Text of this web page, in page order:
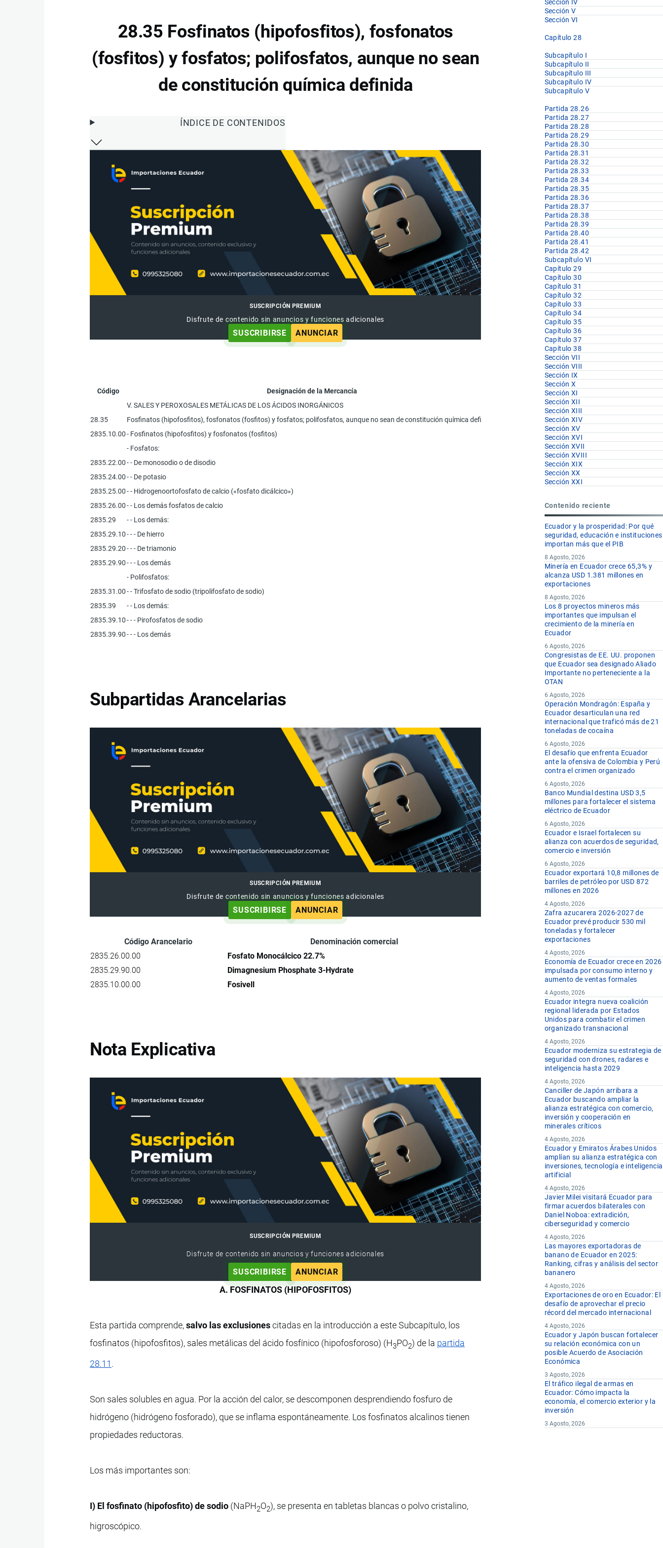
28.35 Fosfinatos (hipofosfitos), fosfonatos
(fosfitos) y fosfatos; polifosfatos, aunque no sean
de constitución química definida
ÍNDICE DE CONTENIDOS
SUSCRIPCIÓN PREMIUM
Disfrute de contenido sin anuncios y funciones adicionales
SUSCRIBIRSE ANUNCIAR
Código Designación de la Mercancía
V. SALES Y PEROXOSALES METÁLICAS DE LOS ÁCIDOS INORGÁNICOS
28.35
Fosfinatos (hipofosfitos), fosfonatos (fosfitos) y fosfatos; polifosfatos, aunque no sean de constitución química definida.
2835.10.00- Fosfinatos (hipofosfitos) y fosfonatos (fosfitos)
- Fosfatos:
2835.22.00- - De monosodio o de disodio
2835.24.00- - De potasio
2835.25.00- - Hidrogenoortofosfato de calcio («fosfato dicálcico»)
2835.26.00- - Los demás fosfatos de calcio
2835.29
- - Los demás:
2835.29.10- - - De hierro
2835.29.20- - - De triamonio
2835.29.90- - - Los demás
- Polifosfatos:
2835.31.00- - Trifosfato de sodio (tripolifosfato de sodio)
2835.39
- - Los demás:
2835.39.10- - - Pirofosfatos de sodio
2835.39.90- - - Los demás
Subpartidas Arancelarias
SUSCRIPCIÓN PREMIUM
Disfrute de contenido sin anuncios y funciones adicionales
SUSCRIBIRSE ANUNCIAR
Código Arancelario
Denominación comercial
2835.26.00.00
Fosfato Monocálcico 22.7%
2835.29.90.00
Dimagnesium Phosphate 3-Hydrate
2835.10.00.00
Fosivell
Nota Explicativa
SUSCRIPCIÓN PREMIUM
Disfrute de contenido sin anuncios y funciones adicionales
SUSCRIBIRSE ANUNCIAR
A. FOSFINATOS (HIPOFOSFITOS)
Esta partida comprende,salvo las exclusionescitadas en la introducción a este Subcapítulo, los
fosfinatos (hipofosfitos), sales metálicas del ácido fosfínico (hipofosforoso) (H3PO2) de la partida
28.11.
Son sales solubles en agua. Por la acción del calor, se descomponen desprendiendo fosfuro de
hidrógeno (hidrógeno fosforado), que se inflama espontáneamente. Los fosfinatos alcalinos tienen
propiedades reductoras.
Los más importantes son:
I) El fosfinato (hipofosfito) de sodio (NaPH2O2), se presenta en tabletas blancas o polvo cristalino,
higroscópico.
Sección IV
Sección V
Sección VI
Capítulo 28
Subcapítulo I
Subcapítulo II
Subcapítulo III
Subcapítulo IV
Subcapítulo V
Partida 28.26
Partida 28.27
Partida 28.28
Partida 28.29
Partida 28.30
Partida 28.31
Partida 28.32
Partida 28.33
Partida 28.34
Partida 28.35
Partida 28.36
Partida 28.37
Partida 28.38
Partida 28.39
Partida 28.40
Partida 28.41
Partida 28.42
Subcapítulo VI
Capítulo 29
Capítulo 30
Capítulo 31
Capítulo 32
Capítulo 33
Capítulo 34
Capítulo 35
Capítulo 36
Capítulo 37
Capítulo 38
Sección VII
Sección VIII
Sección IX
Sección X
Sección XI
Sección XII
Sección XIII
Sección XIV
Sección XV
Sección XVI
Sección XVII
Sección XVIII
Sección XIX
Sección XX
Sección XXI
Contenido reciente
Ecuador y la prosperidad: Por qué
seguridad, educación e instituciones
importan más que el PIB
8 Agosto, 2026
Minería en Ecuador crece 65,3% y
alcanza USD 1.381 millones en
exportaciones
8 Agosto, 2026
Los 8 proyectos mineros más
importantes que impulsan el
crecimiento de la minería en
Ecuador
6 Agosto, 2026
Congresistas de EE. UU. proponen
que Ecuador sea designado Aliado
Importante no perteneciente a la
OTAN
6 Agosto, 2026
Operación Mondragón: España y
Ecuador desarticulan una red
internacional que traficó más de 21
toneladas de cocaína
6 Agosto, 2026
El desafío que enfrenta Ecuador
ante la ofensiva de Colombia y Perú
contra el crimen organizado
6 Agosto, 2026
Banco Mundial destina USD 3,5
millones para fortalecer el sistema
eléctrico de Ecuador
6 Agosto, 2026
Ecuador e Israel fortalecen su
alianza con acuerdos de seguridad,
comercio e inversión
6 Agosto, 2026
Ecuador exportará 10,8 millones de
barriles de petróleo por USD 872
millones en 2026
4 Agosto, 2026
Zafra azucarera 2026-2027 de
Ecuador prevé producir 530 mil
toneladas y fortalecer
exportaciones
4 Agosto, 2026
Economía de Ecuador crece en 2026
impulsada por consumo interno y
aumento de ventas formales
4 Agosto, 2026
Ecuador integra nueva coalición
regional liderada por Estados
Unidos para combatir el crimen
organizado transnacional
4 Agosto, 2026
Ecuador moderniza su estrategia de
seguridad con drones, radares e
inteligencia hasta 2029
4 Agosto, 2026
Canciller de Japón arribara a
Ecuador buscando ampliar la
alianza estratégica con comercio,
inversión y cooperación en
minerales críticos
4 Agosto, 2026
Ecuador y Emiratos Árabes Unidos
amplían su alianza estratégica con
inversiones, tecnología e inteligencia
artificial
4 Agosto, 2026
Javier Milei visitará Ecuador para
firmar acuerdos bilaterales con
Daniel Noboa: extradición,
ciberseguridad y comercio
4 Agosto, 2026
Las mayores exportadoras de
banano de Ecuador en 2025:
Ranking, cifras y análisis del sector
bananero
4 Agosto, 2026
Exportaciones de oro en Ecuador: El
desafío de aprovechar el precio
récord del mercado internacional
4 Agosto, 2026
Ecuador y Japón buscan fortalecer
su relación económica con un
posible Acuerdo de Asociación
Económica
3 Agosto, 2026
El tráfico ilegal de armas en
Ecuador: Cómo impacta la
economía, el comercio exterior y la
inversión
3 Agosto, 2026